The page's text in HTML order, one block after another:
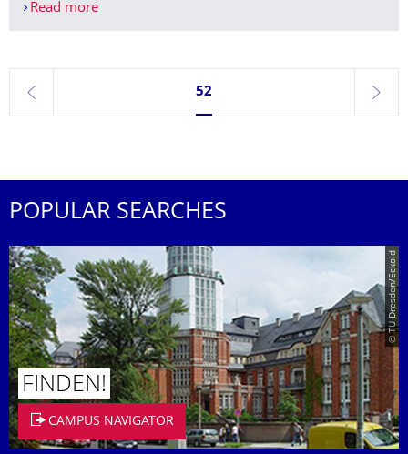
Read moreDas Studienbüro Bauingenieurwesen zieht um!
previous
Currently on page 52
52
next
POPULAR SEARCHES
© TU Dresden/Eckold
FINDEN!
CAMPUS NAVIGATOR